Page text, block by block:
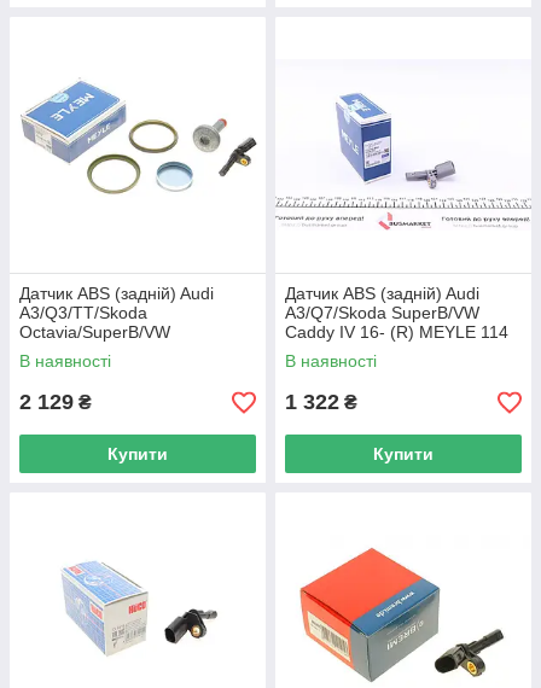
Датчик ABS (задній) Audi
A3/Q3/TT/Skoda
Octavia/SuperB/VW
Golf/Jetta/Passat/Touran 1.2-
3.6 0 114 899 0014 UA62
В наявності
2 129 ₴
Купити
Датчик ABS (задній) Audi
A3/Q7/Skoda SuperB/VW
Caddy IV 16- (R) MEYLE 114
800 0022 UA62
В наявності
1 322 ₴
Купити